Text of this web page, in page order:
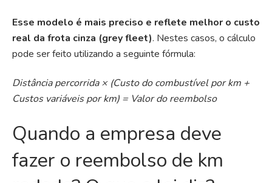
Esse modelo é mais preciso e reflete melhor o custo
real da frota cinza (grey fleet). Nestes casos, o cálculo
pode ser feito utilizando a seguinte fórmula:
Distância percorrida × (Custo do combustível por km +
Custos variáveis por km) = Valor do reembolso
Quando a empresa deve
fazer o reembolso de km